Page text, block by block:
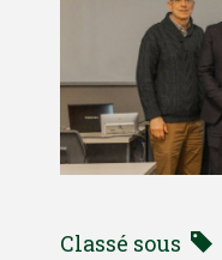
Classé sous